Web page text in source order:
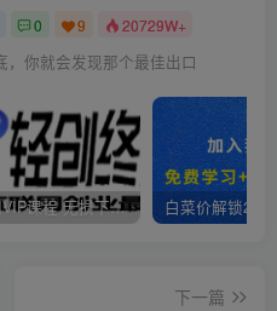
0 9 20729W+
，你就会发现那个最佳出口
全网VIP课程 无损下载~
下一篇